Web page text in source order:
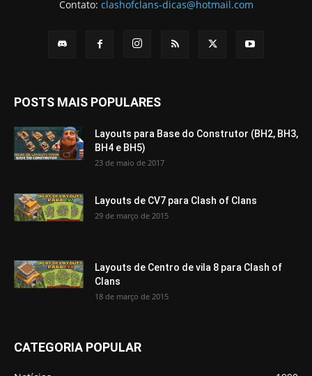
Contato: clashofclans-dicas@hotmail.com
POSTS MAIS POPULARES
Layouts para Base do Construtor (BH2, BH3,
BH4 e BH5)
23 de maio de 2017
Layouts de CV7 para Clash of Clans
29 de março de 2015
Layouts de Centro de vila 8 para Clash of
Clans
18 de março de 2015
CATEGORIA POPULAR